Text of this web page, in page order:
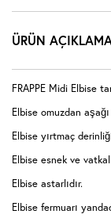
ÜRÜN
FRAPPE Midi Elbise
Elbise omuzdan
Elbise yırtmaç
Elbise esnek ve
Elbise astarlıdır.
Elbise fermuarı